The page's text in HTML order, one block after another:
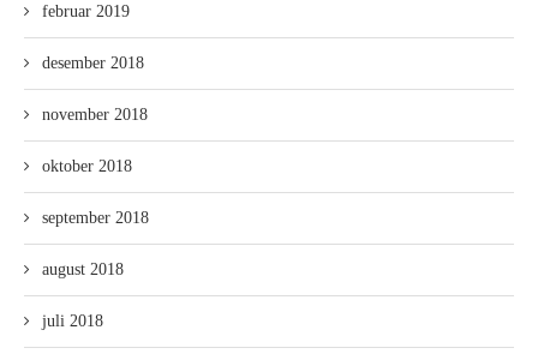
februar 2019
desember 2018
november 2018
oktober 2018
september 2018
august 2018
juli 2018